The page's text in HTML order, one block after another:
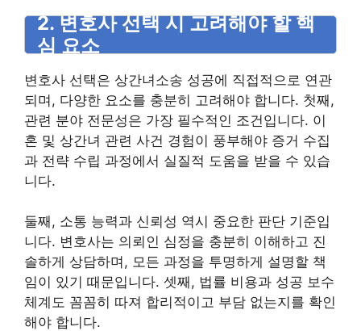
2. 변호사 선택 시 고려해야 할 핵
심 요소
변호사 선택은 상간녀소송 성공에 직접적으로 연관
되며, 다양한 요소를 충분히 고려해야 합니다. 첫째,
관련 분야 전문성은 가장 필수적인 조건입니다. 이
혼 및 상간녀 관련 사건 경험이 풍부해야 증거 수집
과 전략 수립 과정에서 실질적 도움을 받을 수 있습
니다.
둘째, 소통 능력과 신뢰성 역시 중요한 판단 기준입
니다. 변호사는 의뢰인 심정을 충분히 이해하고 진
솔하게 상담하며, 모든 과정을 투명하게 설명할 책
임이 있기 때문입니다. 셋째, 법률 비용과 성공 보수
체계도 꼼꼼히 따져 합리적이고 부담 없는지를 확인
해야 합니다.